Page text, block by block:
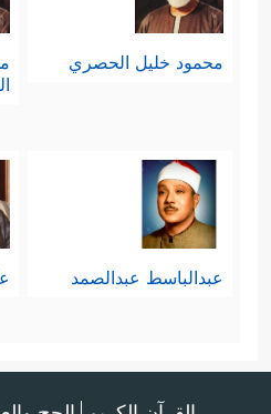
محمود خليل الحصري
عبدالباسط عبدالصمد